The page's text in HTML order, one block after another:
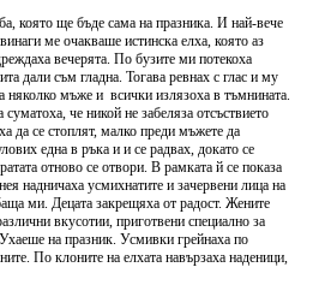
ще бъде сама на празника. И най-вече
ме очакваше истинска елха, която аз
вечерята. По бузите ми потекоха
дали съм гладна. Тогава ревнах с глас и му
няколко мъже и всички излязоха в тъмнината.
че никой не забеляза отсъствието
да се стоплят, малко преди мъжете да
една в ръка и и се радвах, докато се
отново се отвори. В рамката й се показа
надничаха усмихнатите и зачервени лица на
ми. Децата закрещяха от радост. Жените
вкусотии, приготвени специално за
на празник. Усмивки грейнаха по
По клоните на елхата навързаха наденици,